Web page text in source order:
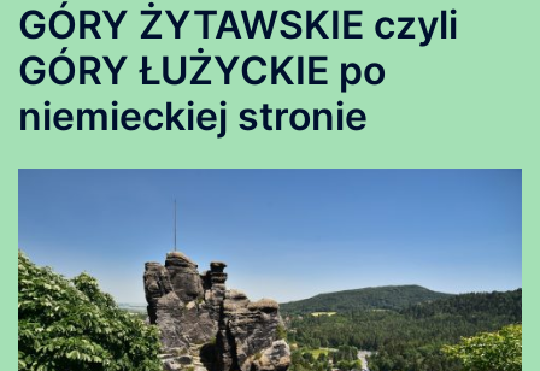
GÓRY ŻYTAWSKIE czyli
GÓRY ŁUŻYCKIE po
niemieckiej stronie